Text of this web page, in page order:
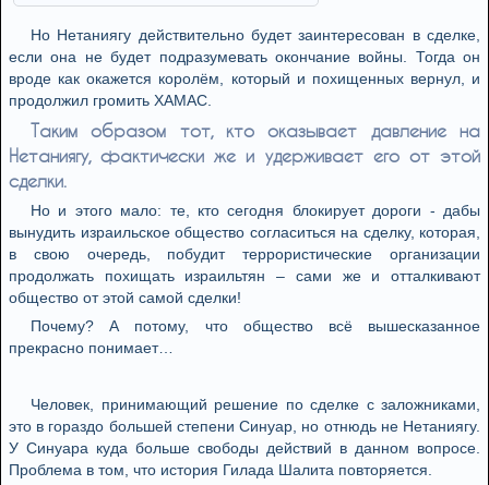
Но Нетаниягу действительно будет заинтересован в сделке,
если она не будет подразумевать окончание войны. Тогда он
вроде как окажется королём, который и похищенных вернул, и
продолжил громить ХАМАС.
Таким образом тот, кто оказывает давление на
Нетаниягу, фактически же и удерживает его от этой
сделки.
Но и этого мало: те, кто сегодня блокирует дороги - дабы
вынудить израильское общество согласиться на сделку, которая,
в свою очередь, побудит террористические организации
продолжать похищать израильтян – сами же и отталкивают
общество от этой самой сделки!
Почему? А потому, что общество всё вышесказанное
прекрасно понимает…
Человек, принимающий решение по сделке с заложниками,
это в гораздо большей степени Синуар, но отнюдь не Нетаниягу.
У Синуара куда больше свободы действий в данном вопросе.
Проблема в том, что история Гилада Шалита повторяется.